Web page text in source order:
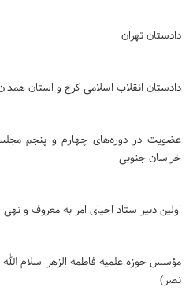
دادستان تهران
دادستان انقلاب اسلامی کرج و استان
عضویت در دوره‌های چهارم و پنجم مجلس
خراسان جنوبی
اولین دبیر ستاد احیای امر به معروف و نهی
مؤسس حوزه علمیه فاطمه الزهرا سلام
نصر)